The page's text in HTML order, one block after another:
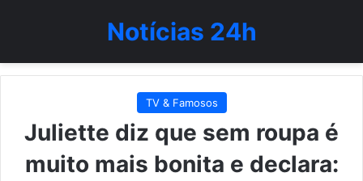
Notícias 24h
TV & Famosos
Juliette diz que sem roupa é
muito mais bonita e declara: